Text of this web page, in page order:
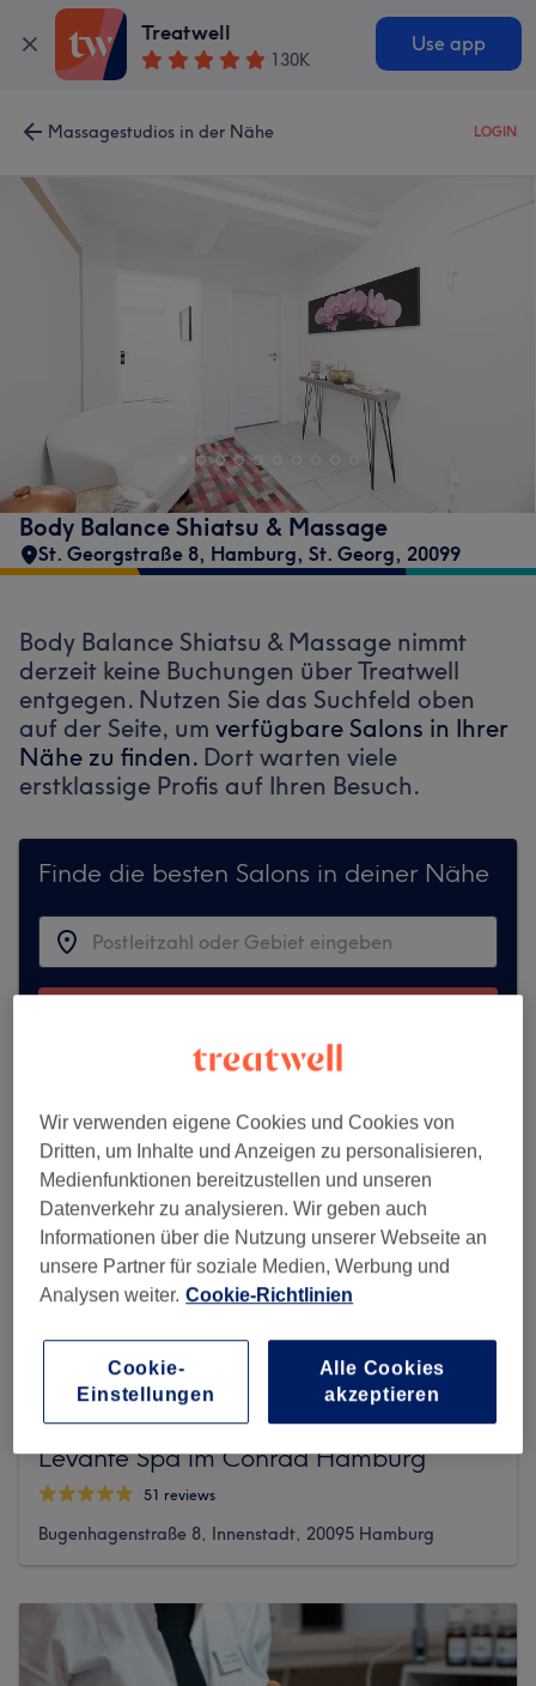
Treatwell
130K
Use app
Massagestudios in der Nähe LOGIN
Body Balance Shiatsu & Massage
St. Georgstraße 8, Hamburg, St. Georg, 20099
Body Balance Shiatsu & Massage nimmt
derzeit keine Buchungen über Treatwell
entgegen. Nutzen Sie das Suchfeld oben
auf der Seite, um verfügbare Salons in Ihrer
Nähe zu finden. Dort warten viele
erstklassige Profis auf Ihren Besuch.
Finde die besten Salons in deiner Nähe
Levante Spa im Conrad Hamburg
51 reviews
Bugenhagenstraße 8, Innenstadt, 20095 Hamburg
Wir verwenden eigene Cookies und Cookies von
Dritten, um Inhalte und Anzeigen zu personalisieren,
Medienfunktionen bereitzustellen und unseren
Datenverkehr zu analysieren. Wir geben auch
Informationen über die Nutzung unserer Webseite an
unsere Partner für soziale Medien, Werbung und
Analysen weiter. Cookie-Richtlinien
Cookie-
Einstellungen
Alle Cookies
akzeptieren